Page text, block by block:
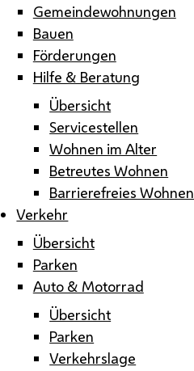
Gemeindewohnungen
Bauen
Förderungen
Hilfe & Beratung
Übersicht
Servicestellen
Wohnen im Alter
Betreutes Wohnen
Barrierefreies Wohnen
Verkehr
Übersicht
Parken
Auto & Motorrad
Übersicht
Parken
Verkehrslage